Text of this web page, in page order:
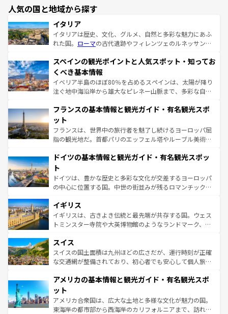
人気の国と地域から探す
イタリア
イタリアは歴史、文化、グルメ、自然と多彩な魅力にあふ
れた国。 ローマの古代遺跡やフィレンツェのルネッサンス
ろん、トスカーナの美しい田園風景やアマルフィ海岸の絶
景など、自然景観も見逃せない。観光の合間には、本場の
ピザやパスタなど、絶品のイタリア料理を堪能することも
できる。朝目覚めてから夜眠るまで、すべての瞬間を楽し
なお、新着のイタリア情報はコンテンツ一覧を参照してほ
しい。
スペインの観光ポイントと人気スポット・知ってお
くべき基本情報
イベリア半島のほぼ80％を占めるスペインは、太陽が降り
注ぐ地中海沿岸から雄大なピレネー山脈まで、多彩な自然
文化が根付くこの国では、情熱的なフラメンコ、熱気あふ
れる闘牛、そして美味しいタパスが生活の一部となってい
る。首都マドリードの洗練された雰囲気や、バルセロナの
アートに溢れた街角から、地方では古代ローマ遺跡や中世
せる。地方によって風土や気候が異なるスペインはその個
ンテンツ一覧 を参照してほしい。
フランスの基本情報と観光ガイド・有名観光スポ
ット
フランスは、世界中の旅行者を魅了し続けるヨーロッパ屈
指の観光地だ。首都パリのエッフェル塔やルーブル美術館
で、幅広い魅力が詰まっている。華麗な宮殿、歴史的な大
聖堂、美しいビーチ、そして豊かな自然が、訪れる者を心
から魅了する。また、フランスは美食の国としても知ら
れ、フランス料理はユネスコ無形文化遺産にも登録されて
香り高いラベンダー畑など、多彩な楽しみ方が可能だ。さ
らに、パリ以外の地域にも魅力が溢れており、どの街角に
も豊かな歴史と文化が息づいている。パリ以外の個性あふ
を参照してほしい。
ドイツの基本情報と観光ガイド・有名観光スポッ
ト
ドイツは、豊かな歴史と多彩な文化が交差するヨーロッパ
の中心に位置する国。中世の街並みが残るロマンチック街
顔を持つこの国は、どこを歩いても飽きることがない。ベ
ルリンの文化的活気、バイエルン州のアルプスの絶景、そ
してライン川沿いのワイン畑といった風景は必見。ビール
は、お酒好きな人にはぜひ体験してほしい。 なお、新着の
ドイツ情報はコンテンツ一覧を参照してほしい。
イギリス
イギリスは、古きよき伝統と最先端が共存する国。ウェス
トミンスター寺院や大英博物館のようなランドマーク、歴
リアごとに異なる魅力がある。また、優雅なアフタヌーン
ティー、ビール好きにはたまらない英国パブ、サッカー観
戦など、本場だからこそできる体験も豊富。イギリスを旅
ンツ一覧を参照してほしい。
スイス
スイスの国土面積は九州ほどの広さだが、運行時刻が正確
な交通網が整備されており、初心者でも安心して個人旅行
の建物がそのまま残る町や、スイスならではのユニークな
博物館もあり、アルプス観光だけでなく町歩きも満喫する
ことができる。国民の所得が高いため物価も高いが、旅行
者向けの交通パス提供のサービスもあり、うまく活用すれ
アメリカの基本情報と観光ガイド・有名観光スポ
ット
アメリカ合衆国は、広大な土地と多様な文化が魅力の国。
東海岸の都市部から西海岸のカリフォルニアまで、訪れる